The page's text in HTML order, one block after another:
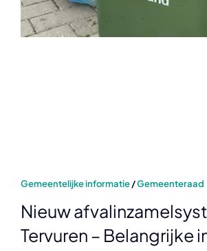
Gemeentelijke informatie/Gemeenteraad
Nieuw
Tervuren – Belangrijke